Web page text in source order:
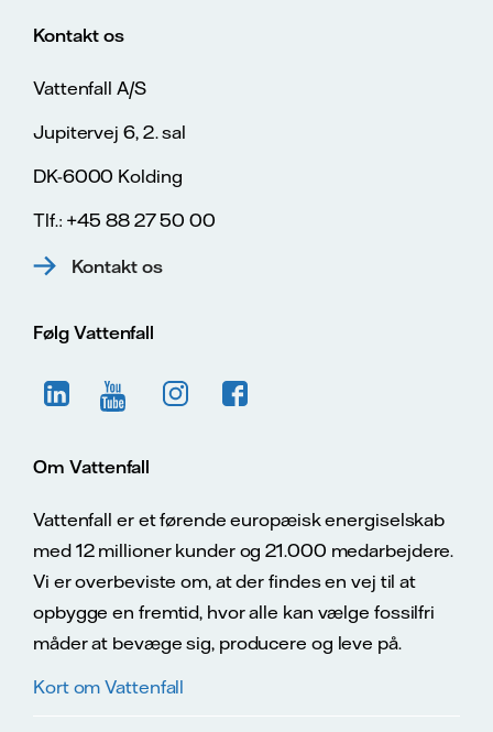
Kontakt os
Vattenfall A/S
Jupitervej 6, 2. sal
DK-6000 Kolding
Tlf.: +45 88 27 50 00
Kontakt os
Følg Vattenfall
Om Vattenfall
Vattenfall er et førende europæisk energiselskab
med 12 millioner kunder og 21.000 medarbejdere.
Vi er overbeviste om, at der findes en vej til at
opbygge en fremtid, hvor alle kan vælge fossilfri
måder at bevæge sig, producere og leve på.
Kort om Vattenfall